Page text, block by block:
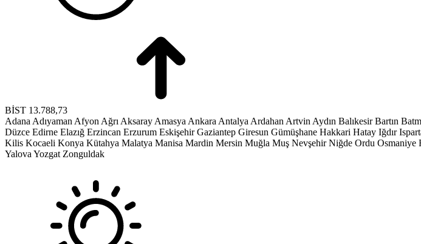
BİST 13.788,73
Adana Adıyaman Afyon Ağrı Aksaray Amasya Ankara Antalya Ardahan Artvin Aydın Balıkesir Bartın
Düzce Edirne Elazığ Erzincan Erzurum Eskişehir Gaziantep Giresun Gümüşhane Hakkari Hatay Iğdır
Kilis Kocaeli Konya Kütahya Malatya Manisa Mardin Mersin Muğla Muş Nevşehir Niğde Ordu Osmaniye
Yalova Yozgat Zonguldak